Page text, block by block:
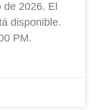
2026. El
disponible.
PM.